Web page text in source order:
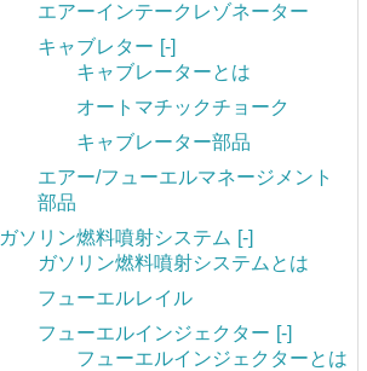
エアーインテークレゾネーター
キャブレター [-]
キャブレーターとは
オートマチックチョーク
キャブレーター部品
エアー/フューエルマネージメント
部品
ガソリン燃料噴射システム [-]
ガソリン燃料噴射システムとは
フューエルレイル
フューエルインジェクター [-]
フューエルインジェクターとは